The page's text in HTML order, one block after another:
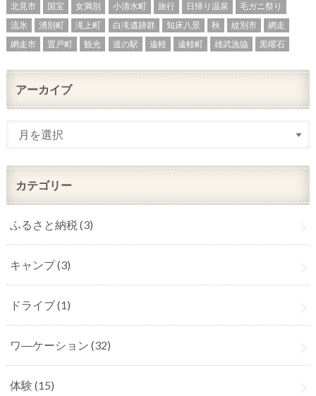
北見市
国宝 女満別 小清水町 旅行 日帰り温泉
毛ガニ祭り
流氷
湧別町 滝上町 白滝遺跡群 知床八景 秋 紋別市
網走
網走市
置戸町 観光 道の駅 遠軽 遠軽町 雄武漁協 黒曜石
アーカイブ
カテゴリー
ふるさと納税(3)
キャンプ(3)
ドライブ(1)
ワ―ケーション (32)
体験 (15)